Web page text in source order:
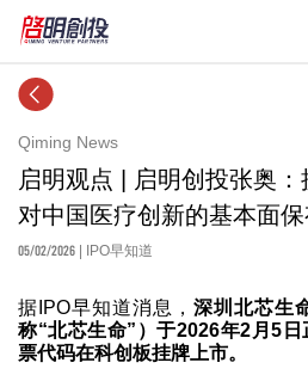
Qiming News
启明观点 | 启明创投张奥：
对中国医疗创新的基本面
05/02/2026 | IPO早知道
据IPO早知道消息， 深圳北芯生
称“北芯生命”）于2026年2月5
票代码在科创板挂牌上市。